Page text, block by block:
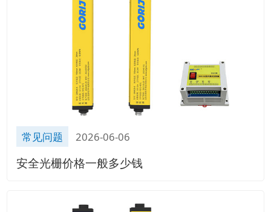
常见问题 2026-06-06
安全光栅价格一般多少钱